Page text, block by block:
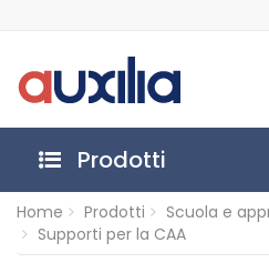
Prodotti
Home Prodotti
Scuola e
Supporti per la CAA